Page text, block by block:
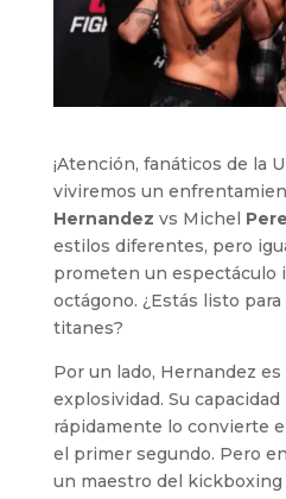
¡Atención, fanáticos de la
viviremos un
Hernandez vs Michel
estilos diferentes, pero
prometen un espectáculo
octágono. ¿Estás listo
titanes?
Por un lado, Hernandez
explosividad. Su
rápidamente lo convierte
el primer segundo. Pero
un maestro del